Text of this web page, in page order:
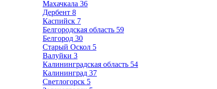
Махачкала 36
Дербент 8
Каспийск 7
Белгородская область 59
Белгород 30
Старый Оскол 5
Валуйки 3
Калининградская область 54
Калининград 37
Светлогорск 5